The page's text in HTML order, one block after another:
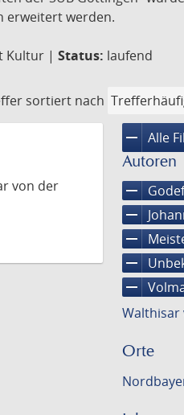
erweitert werden.
Kultur | Status: laufend
sortiert nach
remove Alle
Autoren
remove
remove
remove
remove
remove
Walthisar
Orte
von der